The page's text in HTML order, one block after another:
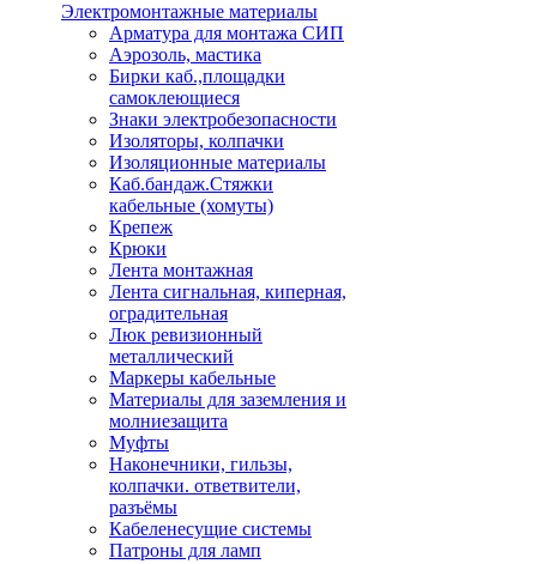
Электромонтажные материалы
Арматура для монтажа СИП
Аэрозоль, мастика
Бирки каб.,площадки
самоклеющиеся
Знаки электробезопасности
Изоляторы, колпачки
Изоляционные материалы
Каб.бандаж.Стяжки
кабельные (хомуты)
Крепеж
Крюки
Лента монтажная
Лента сигнальная, киперная,
оградительная
Люк ревизионный
металлический
Маркеры кабельные
Материалы для заземления и
молниезащита
Муфты
Наконечники, гильзы,
колпачки. ответвители,
разъёмы
Кабеленесущие системы
Патроны для ламп